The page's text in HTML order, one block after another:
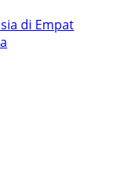
di Empat